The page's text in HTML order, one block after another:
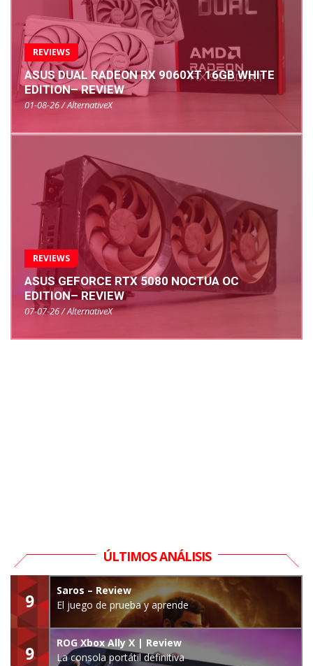
REVIEWS
ASUS DUAL RADEON RX 9060XT 16GB WHITE
EDITION– REVIEW
01-08-26 / AlternativeX
REVIEWS
ASUS GEFORCE RTX 5080 NOCTUA OC
EDITION– REVIEW
07-07-26 / AlternativeX
ÚLTIMOS ANÁLISIS
9
Saros – Review
El juego de prueba y aprende
9
ROG Xbox Ally X | Review
La consola portátil definitiva